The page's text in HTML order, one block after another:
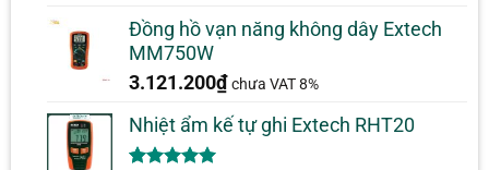
Đồng hồ vạn năng không dây Extech
MM750W
3.121.200₫ chưa VAT 8%
Nhiệt ẩm kế tự ghi Extech RHT20